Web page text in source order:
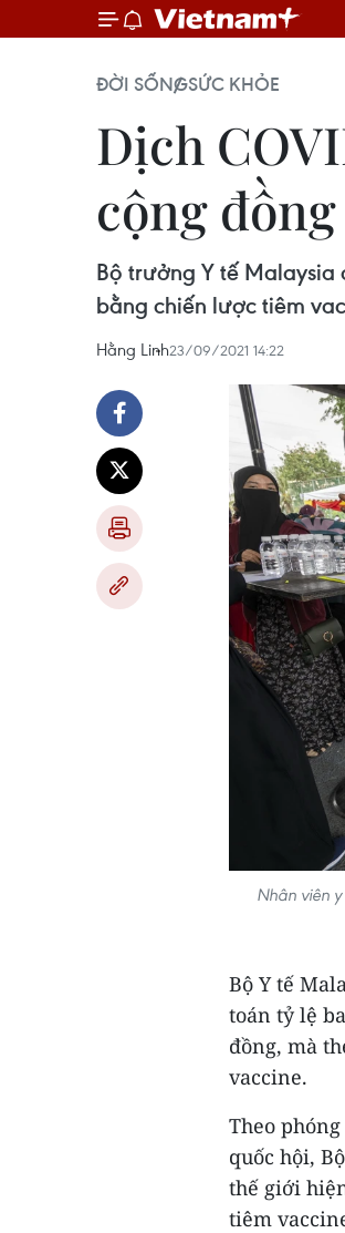
ĐỜI SỐNGSỨC KHỎE
Dịch
cộng đồng
Bộ trưởng Y tế
bằng chiến lược tiêm
Hằng Linh23/09/2021 14:22
Nhân viên
Bộ Y tế
toán tỷ lệ
đồng, mà
vaccine.
Theo
quốc hội,
thế giới
tiêm